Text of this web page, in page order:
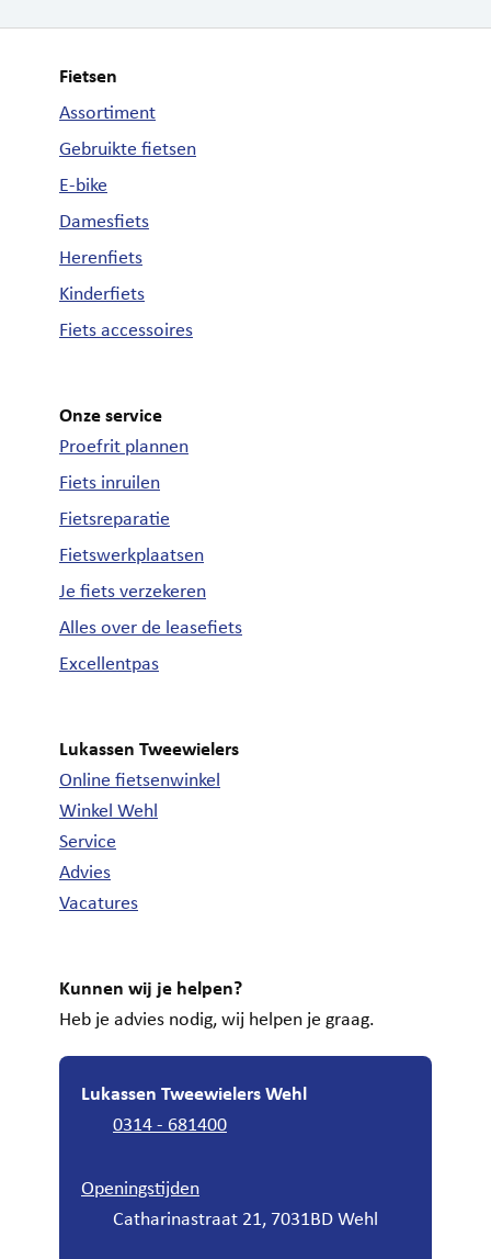
Fietsen
Assortiment
Gebruikte fietsen
E-bike
Damesfiets
Herenfiets
Kinderfiets
Fiets accessoires
Onze service
Proefrit plannen
Fiets inruilen
Fietsreparatie
Fietswerkplaatsen
Je fiets verzekeren
Alles over de leasefiets
Excellentpas
Lukassen Tweewielers
Online fietsenwinkel
Winkel Wehl
Service
Advies
Vacatures
Kunnen wij je helpen?
Heb je advies nodig, wij helpen je graag.
Lukassen Tweewielers Wehl
0314 - 681400
Openingstijden
Catharinastraat 21, 7031BD Wehl